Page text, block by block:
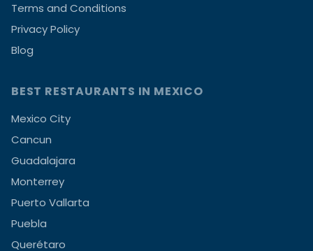
Terms and Conditions
Privacy Policy
Blog
BEST RESTAURANTS IN MEXICO
Mexico City
Cancun
Guadalajara
Monterrey
Puerto Vallarta
Puebla
Querétaro